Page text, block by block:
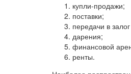
купли-продажи;
поставки;
передачи в
дарения;
финансовой
ренты.